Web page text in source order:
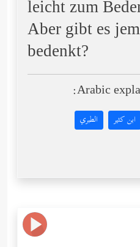
leicht zum
Aber gibt es
bedenkt?
Arabic
ابن كثير الطبري